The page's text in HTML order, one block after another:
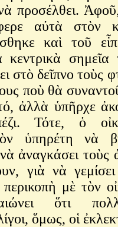
προσέλθει.
αὐτὰ στὸν
καὶ τοῦ
κεντρικὰ σημεῖα
στὸ δεῖπνο τοὺς
ποὺ θὰ
ἀλλὰ ὑπῆρχε
Τότε, ὁ
ὑπηρέτη νὰ
ἀναγκάσει τοὺς
γιὰ νὰ γεμίσει
μὲ τὸν
ὅτι
ὅμως, οἱ